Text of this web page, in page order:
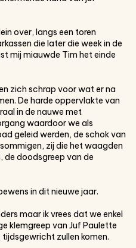
over, langs een toren
die later die week in de
mij miauwde Tim het einde
zich schrap voor wat er na
De harde oppervlakte van
in de nauwe met
waardoor we als
geleid werden, de schok van
zij die het waagden
de doodsgreep van de
in dit nieuwe jaar.
maar ik vrees dat we enkel
klemgreep van Juf Paulette
zullen komen.